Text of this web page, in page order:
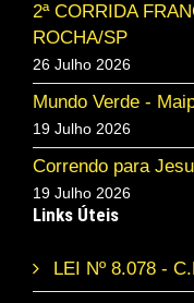
2ª CORRIDA
ROCHA/SP
26 Julho 2026
Mundo Verde -
19 Julho 2026
Correndo para
19 Julho 2026
Links Úteis
LEI Nº 8.078 -